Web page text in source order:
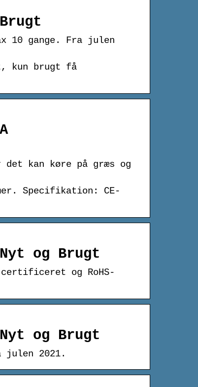
10 gange. Fra julen
kun brugt få
det kan køre på græs og
Specifikation: CE-
og Brugt
certificeret og RoHS-
og Brugt
julen 2021.